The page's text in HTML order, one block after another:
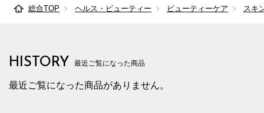
総合TOP ヘルス・ビューティー ビューティーケア スキ
HISTORY 最近ご覧になった商品
最近ご覧になった商品がありません。